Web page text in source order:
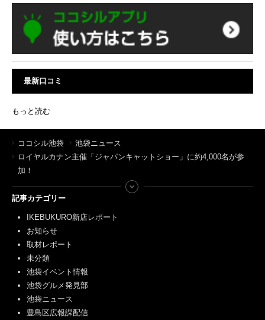
最新口コミ
もっと読む
ココシル池袋
池袋ニュース
ロイヤルカナン主催「ジャパンキャットショー」に約4,000名が参
加！
記事カテゴリー
IKEBUKURO新店レポート
お知らせ
取材レポート
未分類
池袋イベント情報
池袋グルメ発見部
池袋ニュース
豊島区広報課配信